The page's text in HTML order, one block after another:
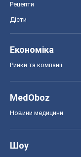
Рецепти
Дієти
Економіка
Ринки та компанії
MedOboz
Новини медицини
Шоу